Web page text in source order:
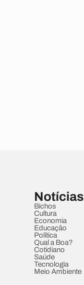
Notícias
Bichos
Cultura
Economia
Educação
Política
Qual a Boa?
Cotidiano
Saúde
Tecnologia
Meio Ambiente